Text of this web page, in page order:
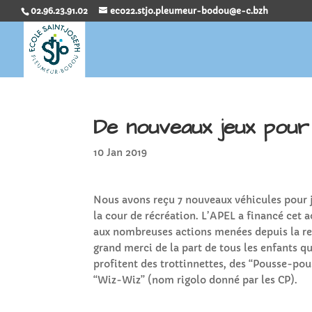
02.96.23.91.02 eco22.stjo.pleumeur-bodou@e-c.bzh
De nouveaux jeux
10 Jan 2019
Nous avons reçu 7 nouveaux véhicules pour
la cour de récréation. L’APEL a financé cet
aux nombreuses actions menées depuis la
grand merci de la part de tous les enfants
profitent des trottinnettes, des “Pousse-
“Wiz-Wiz” (nom rigolo donné par les CP).